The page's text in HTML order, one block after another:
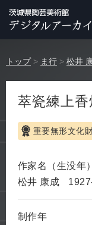
トップ > ま行 > 松井
萃瓷練上香
重要無形文化
作家名（生没年）
松井 康成
制作年